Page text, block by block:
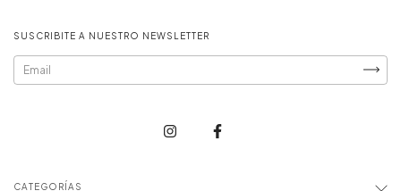
SUSCRIBITE A NUESTRO NEWSLETTER
CATEGORÍAS